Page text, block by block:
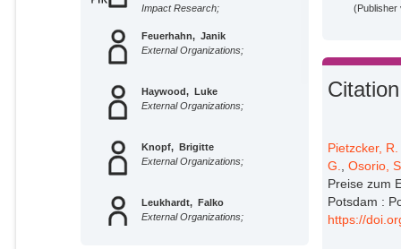
Impact Research;
Feuerhahn, Janik
External Organizations;
Haywood, Luke
External Organizations;
Knopf, Brigitte
External Organizations;
Leukhardt, Falko
External Organizations;
(Publisher
Citation
Pietzcker,
G.
,Osorio,
Preise zum
Potsdam :
https://